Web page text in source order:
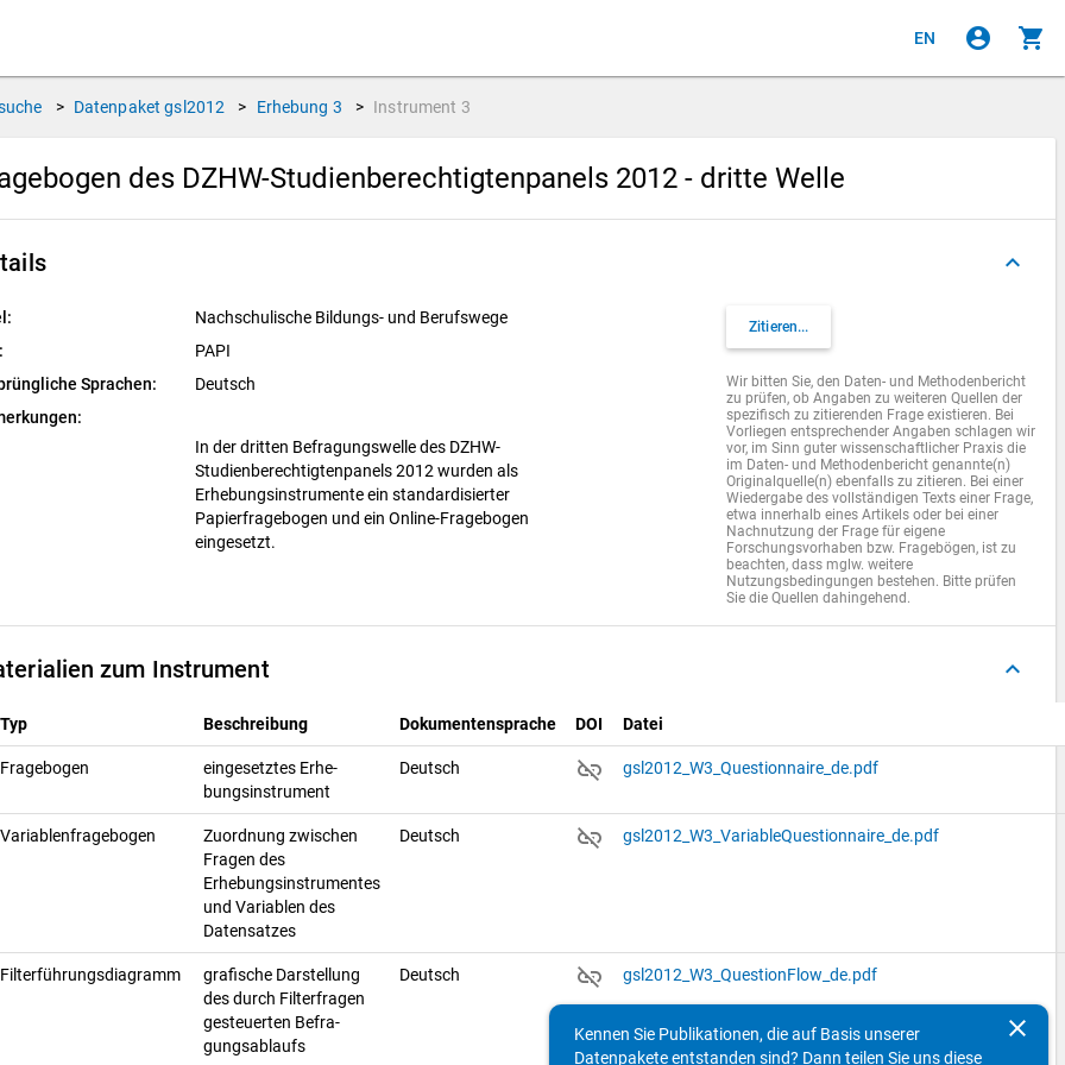
EN account_circle shopping_cart
> Datenpaket gsl2012 > Erhebung 3 > Instrument 3
des DZHW-Studienberechtigtenpanels 2012 - dritte Welle
keyboard_arrow_up
Nachschulische Bildungs- und Berufswege
PAPI
Sprachen:
Deutsch
In der dritten Befragungswelle des DZHW-
Studienberechtigtenpanels 2012 wurden als
Erhebungsinstrumente ein standardisierter
Papierfragebogen und ein Online-Fragebogen
eingesetzt.
Zitieren...
Wir bitten Sie, den Daten- und Methodenbericht
zu prüfen, ob Angaben zu weiteren Quellen der
spezifisch zu zitierenden Frage existieren. Bei
Vorliegen entsprechender Angaben schlagen wir
vor, im Sinn guter wissenschaftlicher Praxis die
im Daten- und Methodenbericht genannte(n)
Originalquelle(n) ebenfalls zu zitieren. Bei einer
Wiedergabe des vollständigen Texts einer Frage,
etwa innerhalb eines Artikels oder bei einer
Nachnutzung der Frage für eigene
Forschungsvorhaben bzw. Fragebögen, ist zu
beachten, dass mglw. weitere
Nutzungsbedingungen bestehen. Bitte prüfen
Sie die Quellen dahingehend.
zum Instrument keyboard_arrow_up
Typ Beschreibung Dokumentensprache DOI Datei
Fragebogen
ein­ge­setz­tes Er­he­
bungs­in­stru­ment
Deutsch link_off gsl2012_W3_Questionnaire_de.pdf
Variablenfragebogen
Zuordnung zwischen
Fragen des
Erhebungsinstrumentes
und Variablen des
Datensatzes
Deutsch link_off gsl2012_W3_VariableQuestionnaire_de.pdf
Filterführungsdiagramm
gra­fi­sche Dar­stel­lung
des durch Fil­ter­fra­gen
ge­steu­er­ten Be­fra­
gungs­ab­laufs
Deutsch link_off gsl2012_W3_QuestionFlow_de.pdf
clear
Kennen Sie Publikationen, die auf Basis unserer
Datenpakete entstanden sind? Dann teilen Sie uns diese